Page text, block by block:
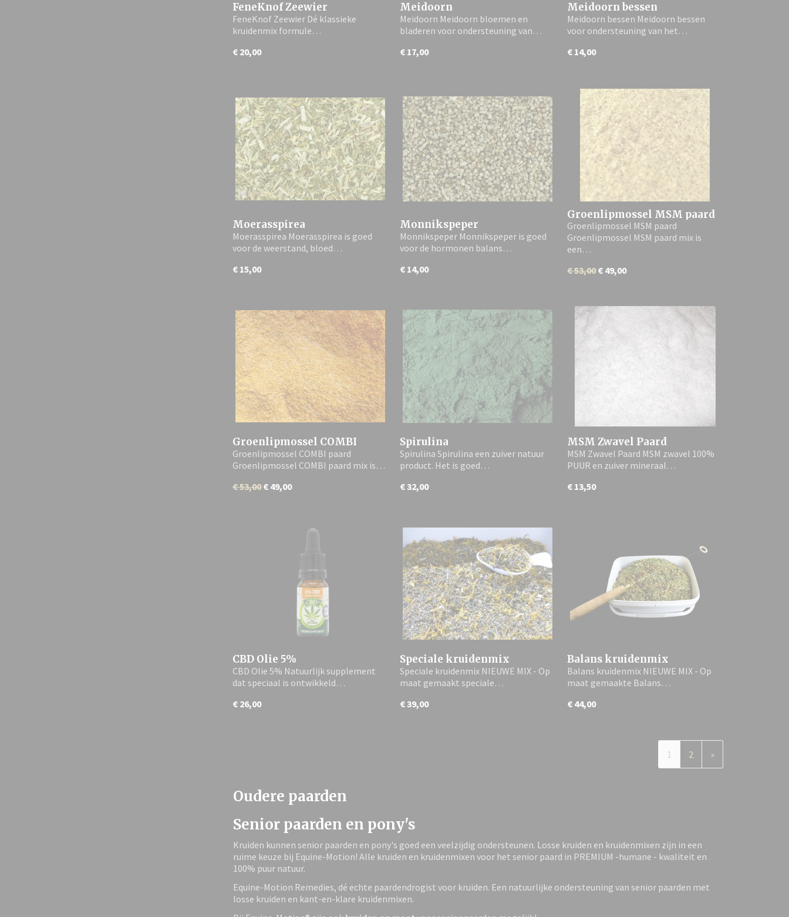
FeneKnof Zeewier
FeneKnof Zeewier Dé klassieke
kruidenmix formule…
€ 20,00
Meidoorn
Meidoorn Meidoorn bloemen en
bladeren voor ondersteuning van…
€ 17,00
Meidoorn bessen
Meidoorn bessen Meidoorn bessen
voor ondersteuning van het…
€ 14,00
Moerasspirea
Moerasspirea Moerasspirea is goed
voor de weerstand, bloed…
€ 15,00
Monnikspeper
Monnikspeper Monnikspeper is goed
voor de hormonen balans…
€ 14,00
Groenlipmossel MSM paard
Groenlipmossel MSM paard
Groenlipmossel MSM paard mix is
een…
€ 53,00 € 49,00
Groenlipmossel COMBI
paard
Groenlipmossel COMBI paard
Groenlipmossel COMBI paard mix is…
€ 53,00 € 49,00
Spirulina
Spirulina Spirulina een zuiver natuur
product. Het is goed…
€ 32,00
MSM Zwavel Paard
MSM Zwavel Paard MSM zwavel 100%
PUUR en zuiver mineraal…
€ 13,50
CBD Olie 5%
CBD Olie 5% Natuurlijk supplement
dat speciaal is ontwikkeld…
€ 26,00
Speciale kruidenmix
Speciale kruidenmix NIEUWE MIX - Op
maat gemaakt speciale…
€ 39,00
Balans kruidenmix
Balans kruidenmix NIEUWE MIX - Op
maat gemaakte Balans…
€ 44,00
1 2 »
Oudere paarden
Senior paarden en pony's
Kruiden kunnen senior paarden en pony's goed een veelzijdig ondersteunen. Losse kruiden en kruidenmixen zijn in een
ruime keuze bij Equine-Motion! Alle kruiden en kruidenmixen voor het senior paard in PREMIUM -humane - kwaliteit en
100% puur natuur.
Equine-Motion Remedies, dé echte paardendrogist voor kruiden. Een natuurlijke ondersteuning van senior paarden met
losse kruiden en kant-en-klare kruidenmixen.